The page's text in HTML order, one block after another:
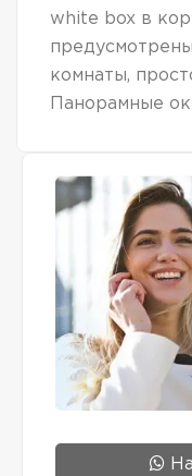
white box в
комнаты,
Панорамные